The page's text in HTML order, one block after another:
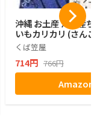
沖縄 お土産 沖縄産
いもカリカリ (さん
くば笠屋
714円 766円
Amazon